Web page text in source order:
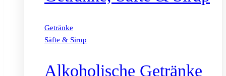
Getränke
Säfte & Sirup
Alkoholische Getränke